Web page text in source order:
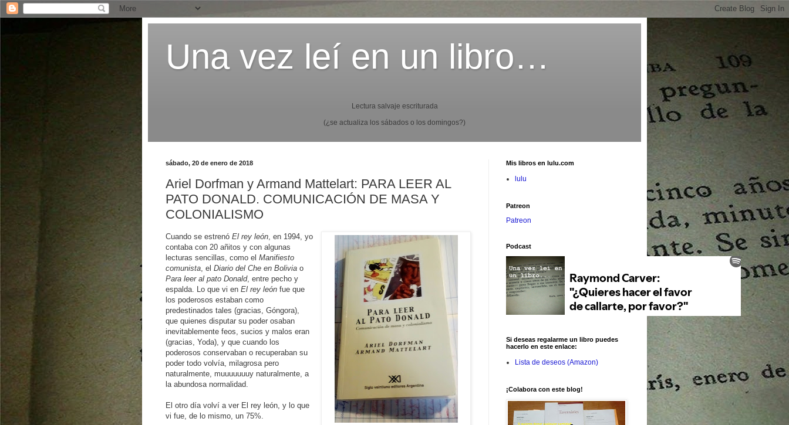
Una vez leí en un libro…
Lectura salvaje escriturada
(¿se actualiza los sábados o los domingos?)
sábado, 20 de enero de 2018
Ariel Dorfman y Armand Mattelart: PARA LEER AL
PATO DONALD. COMUNICACIÓN DE MASA Y
COLONIALISMO
Cuando se estrenó El rey león , en 1994, yo
contaba con 20 añitos y con algunas
lecturas sencillas, como el Manifiesto
comunista , el Diario del Che en Bolivia o
Para leer al pato Donald, entre pecho y
espalda. Lo que vi en El rey león fue que
los poderosos estaban como
predestinados tales (gracias, Góngora),
que quienes disputar su poder osaban
inevitablemente feos, sucios y malos eran
(gracias, Yoda), y que cuando los
poderosos conservaban o recuperaban su
poder todo volvía, milagrosa pero
naturalmente, muuuuuuuy naturalmente, a
la abundosa normalidad.
El otro día volví a ver El rey león, y lo que
vi fue, de lo mismo, un 75%.
Mis libros en lulu.com
lulu
Patreon
Patreon
Podcast
Si deseas regalarme un libro puedes
hacerlo en este enlace:
Lista de deseos (Amazon)
¡Colabora con este blog!